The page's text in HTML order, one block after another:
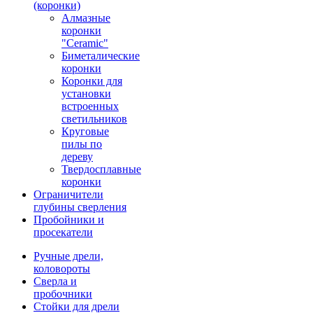
(коронки)
Алмазные
коронки
"Ceramic"
Биметалические
коронки
Коронки для
установки
встроенных
светильников
Круговые
пилы по
дереву
Твердосплавные
коронки
Ограничители
глубины сверления
Пробойники и
просекатели
Ручные дрели,
коловороты
Сверла и
пробочники
Стойки для дрели